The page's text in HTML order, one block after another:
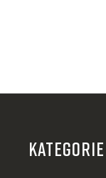
KATEGORIE